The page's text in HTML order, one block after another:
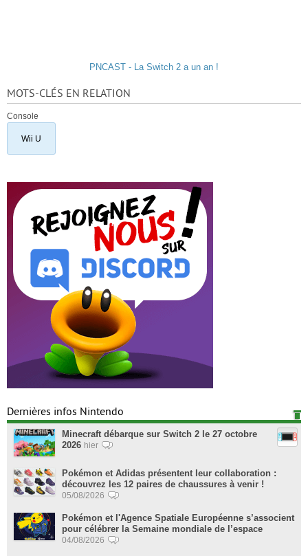
PNCAST - La Switch 2 a un an !
MOTS-CLÉS EN RELATION
Console
Wii U
Dernières infos Nintendo
Minecraft débarque sur Switch 2 le 27 octobre
2026 hier
Pokémon et Adidas présentent leur collaboration :
découvrez les 12 paires de chaussures à venir !
05/08/2026
Pokémon et l'Agence Spatiale Européenne s’associent
pour célébrer la Semaine mondiale de l’espace
04/08/2026